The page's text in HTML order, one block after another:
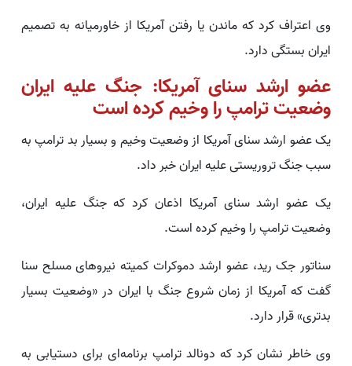
وی اعتراف کرد که ماندن یا رفتن آمریکا از خاورمیانه به تصمیم
ایران بستگی دارد.
عضو ارشد سنای آمریکا: جنگ علیه ایران
وضعیت ترامپ را وخیم کرده است
یک عضو ارشد سنای آمریکا از وضعیت وخیم و بسیار بد ترامپ به
سبب جنگ تروریستی علیه ایران خبر داد.
یک عضو ارشد سنای آمریکا اذعان کرد که جنگ علیه ایران،
وضعیت ترامپ را وخیم کرده است.
سناتور جک رید، عضو ارشد دموکرات کمیته نیروهای مسلح سنا
گفت که آمریکا از زمان شروع جنگ با ایران در «وضعیت بسیار
بدتری» قرار دارد.
وی خاطر نشان کرد که دونالد ترامپ برنامه‌ای برای دستیابی به